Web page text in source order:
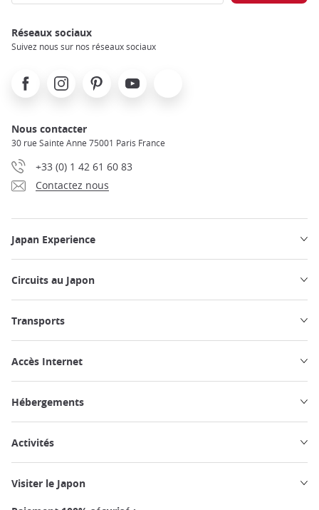
Réseaux sociaux
Suivez nous sur nos réseaux sociaux
FacebookInstagramPinterest Youtube
Nous contacter
30 rue Sainte Anne 75001 Paris France
+33 (0) 1 42 61 60 83
Contactez nous
Japan Experience
Circuits au Japon
Transports
Accès Internet
Hébergements
Activités
Visiter le Japon